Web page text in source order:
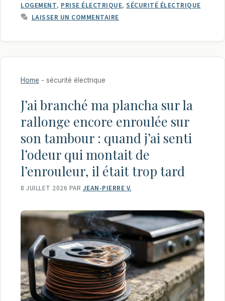
LOGEMENT, PRISE ÉLECTRIQUE, SÉCURITÉ ÉLECTRIQUE
LAISSER UN COMMENTAIRE
Home - sécurité électrique
J’ai branché ma plancha sur la
rallonge encore enroulée sur
son tambour : quand j’ai senti
l’odeur qui montait de
l’enrouleur, il était trop tard
8 JUILLET 2026 PAR JEAN-PIERRE V.